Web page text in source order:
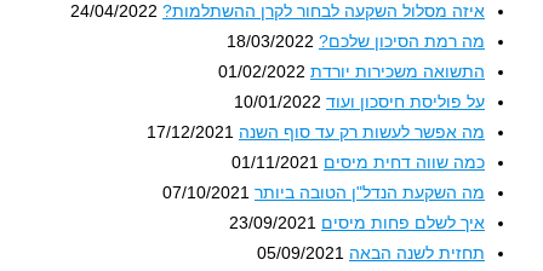
איזה מסלול השקעה לבחור לקרן ההשתלמות? 24/04/2022
מה רמת הסיכון שלכם? 18/03/2022
התשואה משכירות יורדת 01/02/2022
על פוליסת חיסכון ועוד
10/01/2022
מה אפשר לעשות רק עד סוף השנה 17/12/2021
כמה שווה דחית מיסים 01/11/2021
מה השקעת הנדל"ן הטובה ביותר 07/10/2021
איך לשלם פחות מיסים 23/09/2021
תחזית לשנה הבאה 05/09/2021